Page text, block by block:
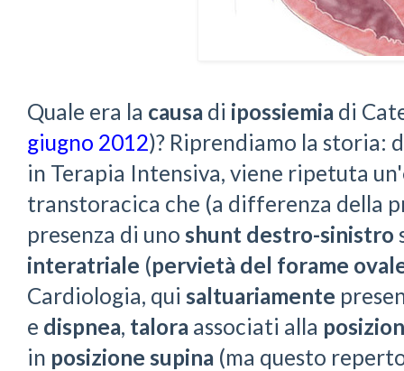
Quale era la causa di ipossiemia di
giugno 2012)? Riprendiamo la storia:
in Terapia Intensiva, viene ripetuta un'
transtoracica che (a differenza della
presenza di uno shunt destro-sinistro
interatriale (pervietà del forame
Cardiologia, qui saltuariamente
e dispnea, talora associati alla
in posizione supina (ma questo